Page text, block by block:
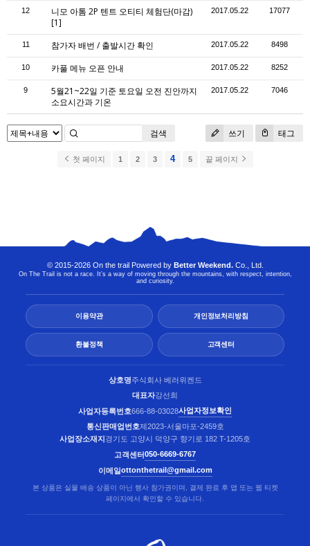
12
니모 아톰 2P 텐트 오티티 체험단(마감)
[1]
2017.05.22 17077
11 참가자 배번 / 출발시간 확인 2017.05.22 8498
10 카풀 메뉴 오픈 안내 2017.05.22 8252
9
5월21~22일 기준 토요일 오전 진안까지
소요시간과 기온
2017.05.22 7046
쓰기 태그
검색
첫 페이지 1 2 3 4 5 끝 페이지
© 2015-2026 On the trail Powered by Better Weekend.Co., Ltd.
On The Trail is not a race. It’s a way of moving through the mountains, with respect, intention,
and curiosity.
이용약관 개인정보처리방침
환불정책 고객센터
상호명주식회사 베러위켄드
대표자강선희
사업자등록번호666-88-03028사업자정보확인
통신판매업번호제2023-서울마포-2459호
사업장소재지경기도 고양시 덕양구 향기로 182 T-1205호
고객센터050-6669-6767
이메일ottonthetrail@gmail.com
본 상품은 실물 배송 상품이 아닌 행사 참가권이며, 결제 완료 후 앱 또는 웹 티켓
페이지에서 확인할 수 있습니다.